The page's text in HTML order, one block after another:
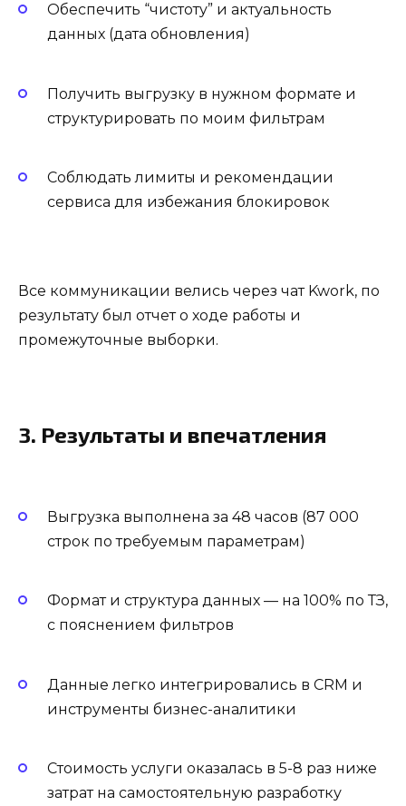
Обеспечить “чистоту” и актуальность
данных (дата обновления)
Получить выгрузку в нужном формате и
структурировать по моим фильтрам
Соблюдать лимиты и рекомендации
сервиса для избежания блокировок
Все коммуникации велись через чат Kwork, по
результату был отчет о ходе работы и
промежуточные выборки.
3. Результаты и впечатления
Выгрузка выполнена за 48 часов (87 000
строк по требуемым параметрам)
Формат и структура данных — на 100% по ТЗ,
с пояснением фильтров
Данные легко интегрировались в CRM и
инструменты бизнес-аналитики
Стоимость услуги оказалась в 5-8 раз ниже
затрат на самостоятельную разработку